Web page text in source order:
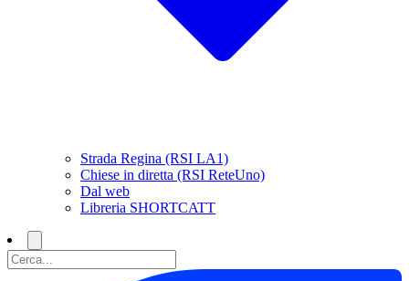
Strada Regina (RSI LA1)
Chiese in diretta (RSI ReteUno)
Dal web
Libreria SHORTCATT